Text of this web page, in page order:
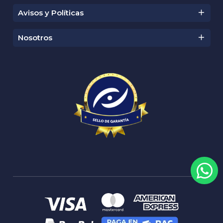
👍 Productos Recomendados
🔥 Los Más Hot De Zona
Ver todos ➜
Nuestras Marcas
Ver todos ➜